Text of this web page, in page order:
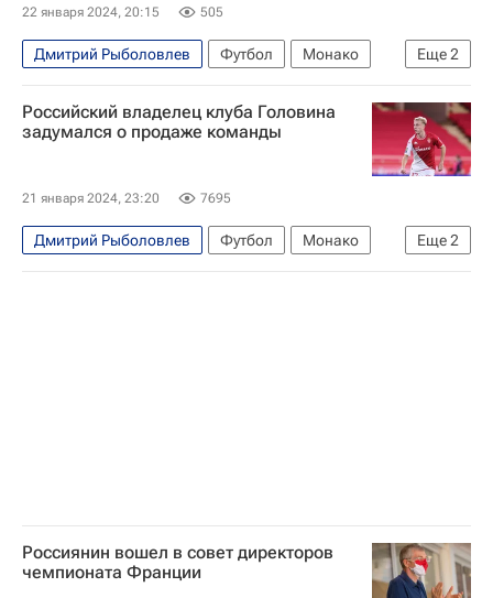
22 января 2024, 20:15 505
Еще2
Дмитрий Рыболовлев Футбол
Монако
Вокруг спорта
Финансы
Российский владелец клуба Головина
задумался о продаже команды
21 января 2024, 23:20 7695
Еще2
Дмитрий Рыболовлев Футбол
Монако
Вокруг спорта
Финансы
Россиянин вошел в совет директоров
чемпионата Франции